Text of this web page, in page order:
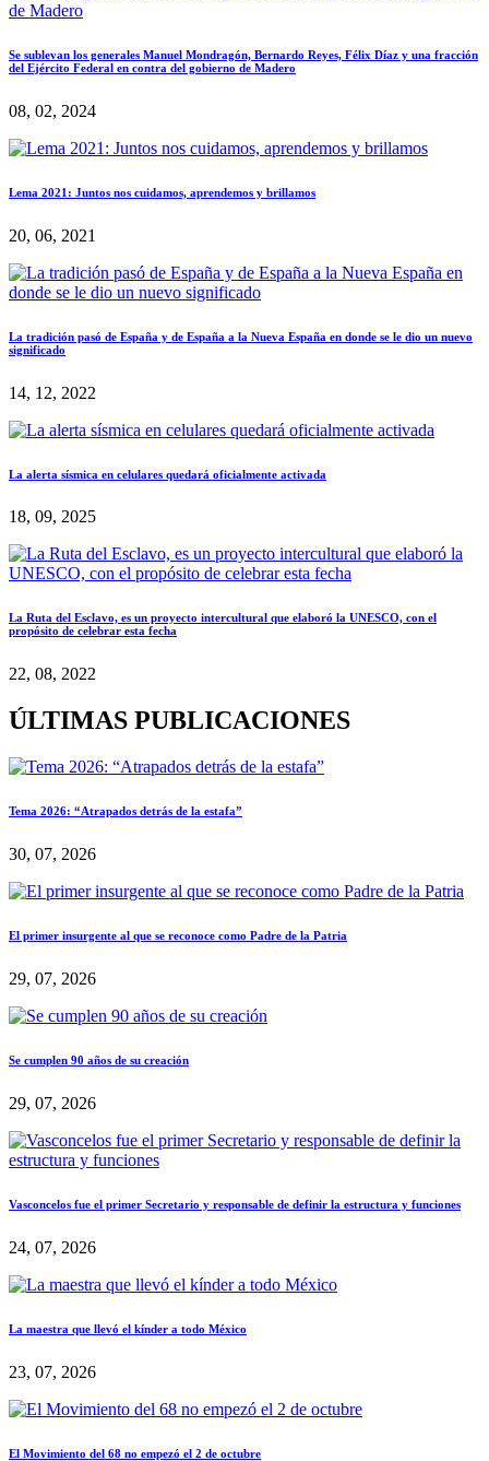
Se sublevan los generales Manuel Mondragón, Bernardo Reyes, Félix Díaz y una fracción
del Ejército Federal en contra del gobierno de Madero
08, 02, 2024
Lema 2021: Juntos nos cuidamos, aprendemos y brillamos
20, 06, 2021
La tradición pasó de España y de España a la Nueva España en donde se le dio un nuevo
significado
14, 12, 2022
La alerta sísmica en celulares quedará oficialmente activada
18, 09, 2025
La Ruta del Esclavo, es un proyecto intercultural que elaboró la UNESCO, con el
propósito de celebrar esta fecha
22, 08, 2022
ÚLTIMAS PUBLICACIONES
Tema 2026: “Atrapados detrás de la estafa”
30, 07, 2026
El primer insurgente al que se reconoce como Padre de la Patria
29, 07, 2026
Se cumplen 90 años de su creación
29, 07, 2026
Vasconcelos fue el primer Secretario y responsable de definir la estructura y funciones
24, 07, 2026
La maestra que llevó el kínder a todo México
23, 07, 2026
El Movimiento del 68 no empezó el 2 de octubre